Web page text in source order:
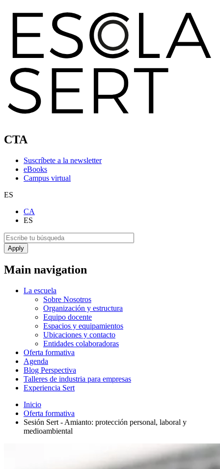
CTA
Suscríbete a la newsletter
eBooks
Campus virtual
ES
CA
ES
Main navigation
La escuela
Sobre Nosotros
Organización y estructura
Equipo docente
Espacios y equipamientos
Ubicaciones y contacto
Entidades colaboradoras
Oferta formativa
Agenda
Blog Perspectiva
Talleres de industria para empresas
Experiencia Sert
Inicio
Oferta formativa
Sesión Sert - Amianto: protección personal, laboral y
medioambiental